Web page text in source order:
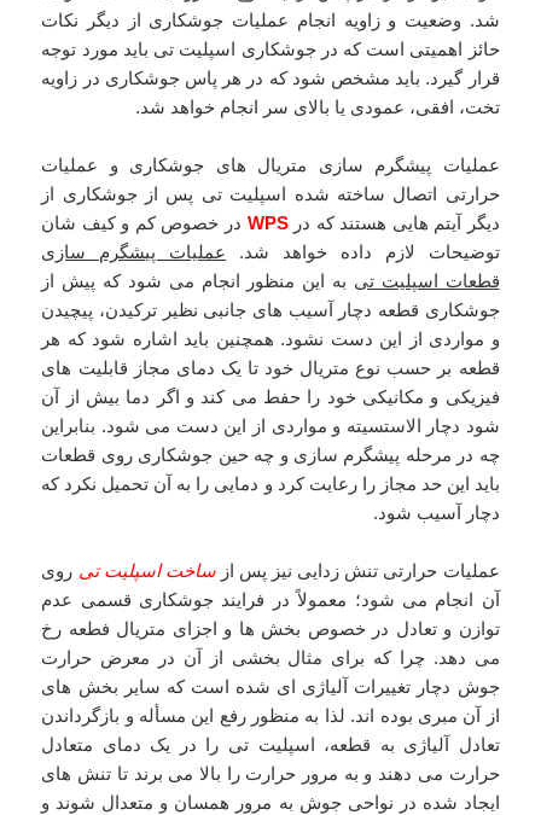
شد. وضعیت و زاویه انجام عملیات جوشکاری از دیگر نکات
حائز اهمیتی است که در جوشکاری اسپلیت تی باید مورد توجه
قرار گیرد. باید مشخص شود که در هر پاس جوشکاری در زاویه
تخت، افقی، عمودی یا بالای سر انجام خواهد شد.
عملیات پیشگرم سازی متریال های جوشکاری و عملیات
حرارتی اتصال ساخته شده اسپلیت تی پس از جوشکاری از
دیگر آیتم هایی هستند که درWPS در خصوص کم و کیف شان
توضیحات لازم داده خواهد شد. عملیات پیشگرم سازی
قطعات اسپلیت تی به این منظور انجام می شود که پیش از
جوشکاری قطعه دچار آسیب های جانبی نظیر ترکیدن، پیچیدن
و مواردی از این دست نشود. همچنین باید اشاره شود که هر
قطعه بر حسب نوع متریال خود تا یک دمای مجاز قابلیت های
فیزیکی و مکانیکی خود را حفط می کند و اگر دما بیش از آن
شود دچار الاستسیته و مواردی از این دست می شود. بنابراین
چه در مرحله پیشگرم سازی و چه حین جوشکاری روی قطعات
باید این حد مجاز را رعایت کرد و دمایی را به آن تحمیل نکرد که
دچار آسیب شود.
عملیات حرارتی تنش زدایی نیز پس ازساخت اسپلیت تی روی
آن انجام می شود؛ معمولاً در فرایند جوشکاری قسمی عدم
توازن و تعادل در خصوص بخش ها و اجزای متریال فطعه رخ
می دهد. چرا که برای مثال بخشی از آن در معرض حرارت
جوش دچار تغییرات آلیاژی ای شده است که سایر بخش های
از آن مبری بوده اند. لذا به منظور رفع این مسأله و بازگرداندن
تعادل آلیاژی به قطعه، اسپلیت تی را در یک دمای متعادل
حرارت می دهند و به مرور حرارت را بالا می برند تا تنش های
ایجاد شده در نواحی جوش به مرور همسان و متعدال شوند و